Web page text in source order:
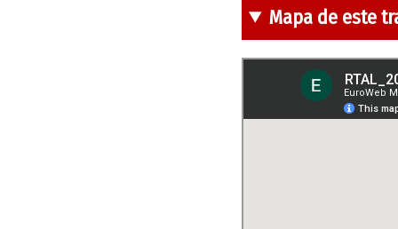
Mapa de este